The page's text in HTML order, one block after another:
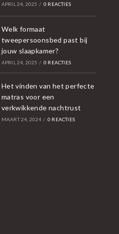
APRIL 24, 2025 / 0 REACTIES
Welk formaat
tweepersoonsbed past bij
jouw slaapkamer?
APRIL 24, 2025 / 0 REACTIES
Het vinden van het perfecte
matras voor een
verkwikkende nachtrust
MAART 24, 2024 / 0 REACTIES